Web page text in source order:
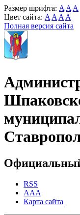
Размер шрифта: A A A
Цвет сайта: A A A A
Полная версия сайта
RSS
AAA
Карта сайта